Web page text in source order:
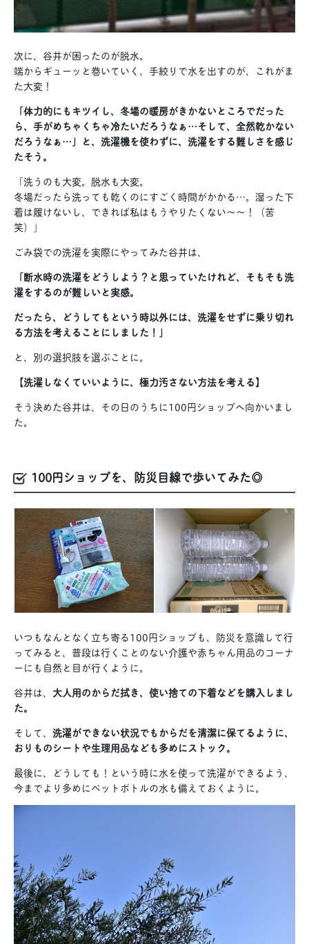
次に、谷井が困ったのが脱水。
端からギューッと巻いていく、手絞りで水を出すのが、これがま
た大変！
「体力的にもキツイし、冬場の暖房がきかないところでだった
ら、手がめちゃくちゃ冷たいだろうなぁ…そして、全然乾かない
だろうなぁ…」と、洗濯機を使わずに、洗濯をする難しさを感じ
たそう。
「洗うのも大変。脱水も大変。
冬場だったら洗っても乾くのにすごく時間がかかる…。湿った下
着は履けないし、できれば私はもうやりたくない〜〜！（苦
笑）」
ごみ袋での洗濯を実際にやってみた谷井は、
「断水時の洗濯をどうしよう？と思っていたけれど、 そもそも洗
濯をするのが難しいと実感。
だったら、どうしてもという時以外には、洗濯をせずに乗り切れ
る方法を考えることにしました！」
と、別の選択肢を選ぶことに。
【洗濯しなくていいように、極力汚さない方法を考える】
そう決めた谷井は、その日のうちに100円ショップへ向かいまし
た。
100円ショップを、防災目線で歩いてみた◎
いつもなんとなく立ち寄る100円ショップも、防災を意識して行
ってみると、普段は行くことのない介護や赤ちゃん用品のコーナ
ーにも自然と目が行くように。
谷井は、 大人用のからだ拭き、使い捨ての下着などを購入しまし
た。
そして、 洗濯ができない状況でもからだを清潔に保てるように、
おりものシートや生理用品なども多めにストック。
最後に、どうしても！という時に水を使って洗濯ができるよう、
今までより多めにペットボトルの水も備えておくように。